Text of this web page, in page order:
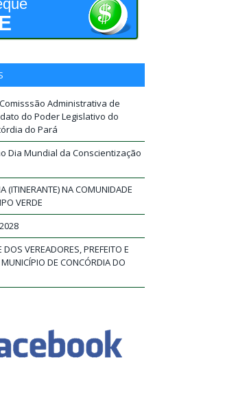
Administrativa de
do Poder Legislativo do
do Pará
Dia Mundial da Conscientização
(ITINERANTE) NA COMUNIDADE
VERDE
VEREADORES, PREFEITO E
DE CONCÓRDIA DO